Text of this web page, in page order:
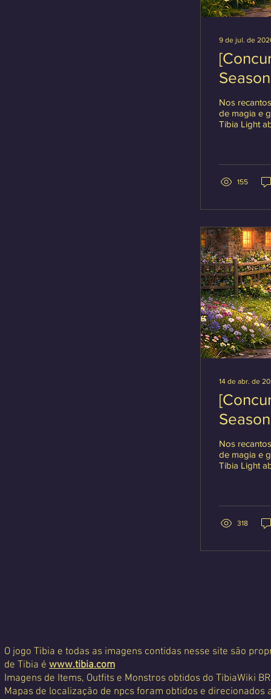
9 de jul. de
Season
Nos
de magia e
Tibia Light
ilustrações)
história,...
155
14 de abr. de
Season
Nos
de magia e
Tibia Light
Participação
cada...318
O jogo Tibia e todas as imagens contidas nesse site são
de Tibia é www.tibia.com
Imagens de Items, Outfits e Monstros obtidos do TibiaWiki
Mapas de localização de npcs foram obtidos e direcionados